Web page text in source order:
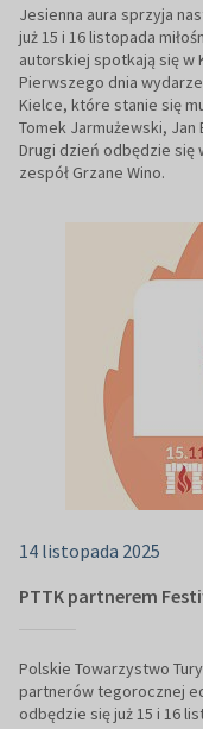
Jesienna aura sprzyja
już 15 i 16 listopada
autorskiej spotkają się w
Pierwszego dnia
Kielce, które stanie się
Tomek Jarmużewski, Jan
Drugi dzień odbędzie się
zespół Grzane Wino.
14 listopada 2025
PTTK partnerem
Polskie Towarzystwo
partnerów tegorocznej
odbędzie się już 15 i 16